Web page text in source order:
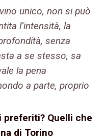
unico, non si può
l’intensità, la
senza
a se stesso, sa
la pena
a parte, proprio
preferiti? Quelli che
di Torino